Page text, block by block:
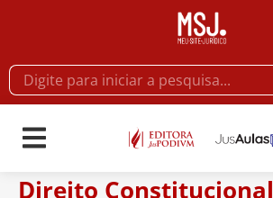
Direito Constitucional